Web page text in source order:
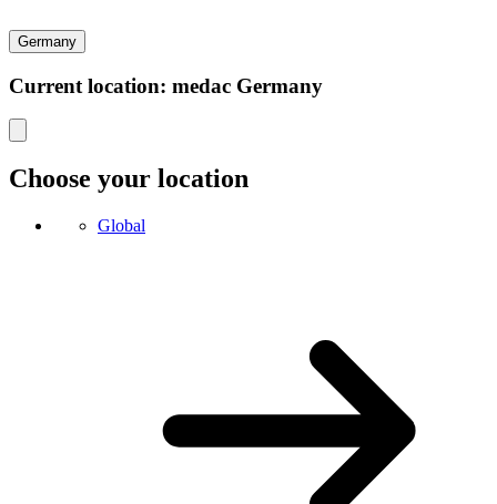
Germany
Current location: medac Germany
Choose your location
Global